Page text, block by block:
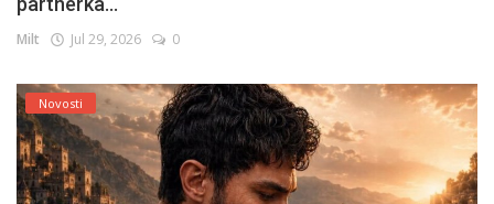
Milt Jul 29, 2026 0
Novosti